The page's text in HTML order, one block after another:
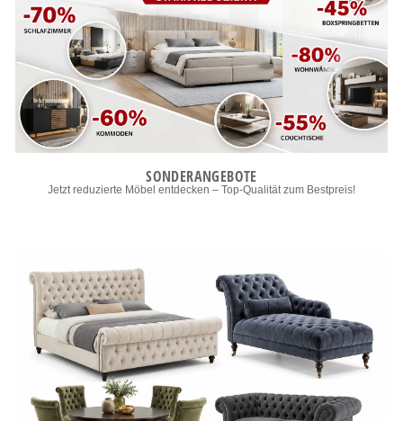
SONDERANGEBOTE
Jetzt reduzierte Möbel entdecken – Top-Qualität zum Bestpreis!